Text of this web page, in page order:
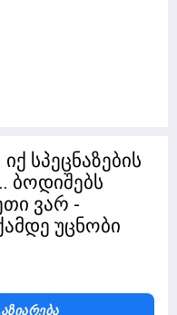
სპეცნაზების
ბოდიშებს
ვარ -
უცნობი